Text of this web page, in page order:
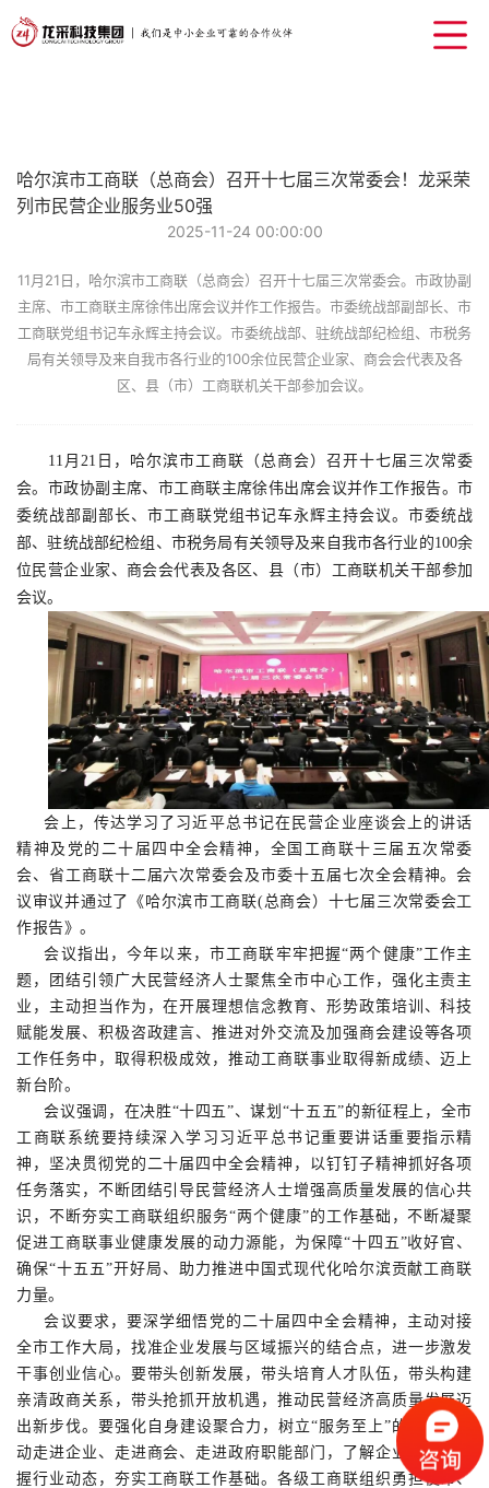
哈尔滨市工商联（总商会）召开十七届三次常委会！龙采荣
列市民营企业服务业50强
2025-11-24 00:00:00
11月21日，哈尔滨市工商联（总商会）召开十七届三次常委会。市政协副
主席、市工商联主席徐伟出席会议并作工作报告。市委统战部副部长、市
工商联党组书记车永辉主持会议。市委统战部、驻统战部纪检组、市税务
局有关领导及来自我市各行业的100余位民营企业家、商会会代表及各
区、县（市）工商联机关干部参加会议。
11月21日，哈尔滨市工商联（总商会） 召开十七届三次常委
会。市政协副主席、市工商联主席徐伟出席会议并作工作报告。市
委统战部副部长、市工商联党组书记车永辉主持会议。市委统战
部、驻统战部纪检组、市税务局有关领导及来自我市各行业的100余
位民营企业家 、商会会代表及各区、县（市）工商联机关干部参加
会议。
会上，传达学习了习近平总书记在民营企业座谈会上的讲话
精神及党的二十届四中全会精神，全国工商联十三届五次常委
会、省工商联十二届六次常委会及市委十五届七次全会精神。会
议审议并通过了《哈尔滨市工商联(总商会）十七届三次常委会工
作报告》。
会议指出，今年以来，市工商联牢牢把握“两个健康”工作主
题，团结引领广大民营经济人士聚焦全市中心工作，强化主责主
业，主动担当作为，在开展理想信念教育、形势政策培训、科技
赋能发展、积极咨政建言、推进对外交流及加强商会建设等各项
工作任务中，取得积极成效，推动工商联事业取得新成绩、迈上
新台阶。
会议强调，在决胜“十四五”、谋划“十五五”的新征程上，全市
工商联系统要持续深入学习习近平总书记重要讲话重要指示精
神，坚决贯彻党的二十届四中全会精神，以钉钉子精神抓好各项
任务落实，不断团结引导民营经济人士增强高质量发展的信心共
识，不断夯实工商联组织服务“两个健康”的工作基础，不断凝聚
促进工商联事业健康发展的动力源能，为保障“十四五”收好官、
确保“十五五”开好局、助力推进中国式现代化哈尔滨贡献工商联
力量。
会议要求，要深学细悟党的二十届四中全会精神，主动对接
全市工作大局，找准企业发展与区域振兴的结合点，进一步激发
干事创业信心。要带头创新发展，带头培育人才队伍，带头构建
亲清政商关系，带头抢抓开放机遇，推动民营经济高质量发展迈
出新步伐。要强化自身建设聚合力，树立“服务至上”的理念，主
动走进企业、走进商会、走进政府职能部门，了解企业需求、掌
握行业动态，夯实工商联工作基础。各级工商联组织勇担使命、